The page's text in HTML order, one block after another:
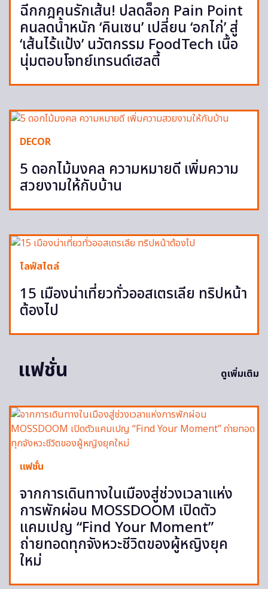
ฉีกกฎคนรักเส้น! ปลดล็อก Pain Point
คนลดน้ำหนัก ‘คินเซน’ เปลี่ยน ‘อกไก่’ สู่
‘เส้นไร้แป้ง’ นวัตกรรม FoodTech เนื้อ
นุ่มตอบโจทย์เทรนด์เฮลตี้
DECOR
5 ดอกไม้มงคล ความหมายดี เพิ่มความ
สวยงามให้กับบ้าน
ไลฟ์สไตล์
15 เมืองน่าเที่ยวทั่วออสเตรเลีย ทริปหน้า
ต้องไป
แฟชั่น ดูเพิ่มเติม
แฟชั่น
จากการเดินทางในเมืองสู่ช่วงเวลาแห่ง
การพักผ่อน MOSSDOOM เปิดตัว
แคมเปญ “Find Your Moment”
ถ่ายทอดทุกจังหวะชีวิตของผู้หญิงยุค
ใหม่